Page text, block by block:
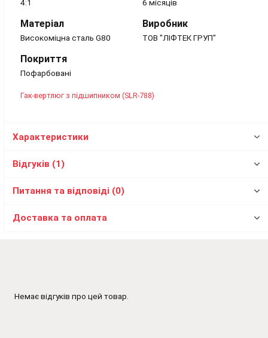
4:1
Матеріал
Високоміцна сталь G80
Покриття
Пофарбовані
6 місяців
Виробник
ТОВ "ЛІФТЕК ГРУП"
Гак-вертлюг з підшипником (SLR-788)
Характеристики
Відгуків (1)
Питання та відповіді (0)
Доставка та оплата
Немає відгуків про цей товар.